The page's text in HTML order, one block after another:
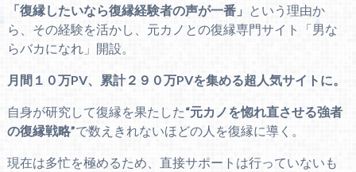
「復縁したいなら復縁経験者の声が一番」
という理由か
ら、その経験を活かし、元カノとの復縁専門サイト「男な
らバカになれ」開設。
月間１０万PV、累計２９０万PVを集める超人気サイトに。
自身が研究して復縁を果たした“元カノを惚れ直させる強者
の復縁戦略”で数えきれないほどの人を復縁に導く。
現在は多忙を極めるため、直接サポートは行っていないも